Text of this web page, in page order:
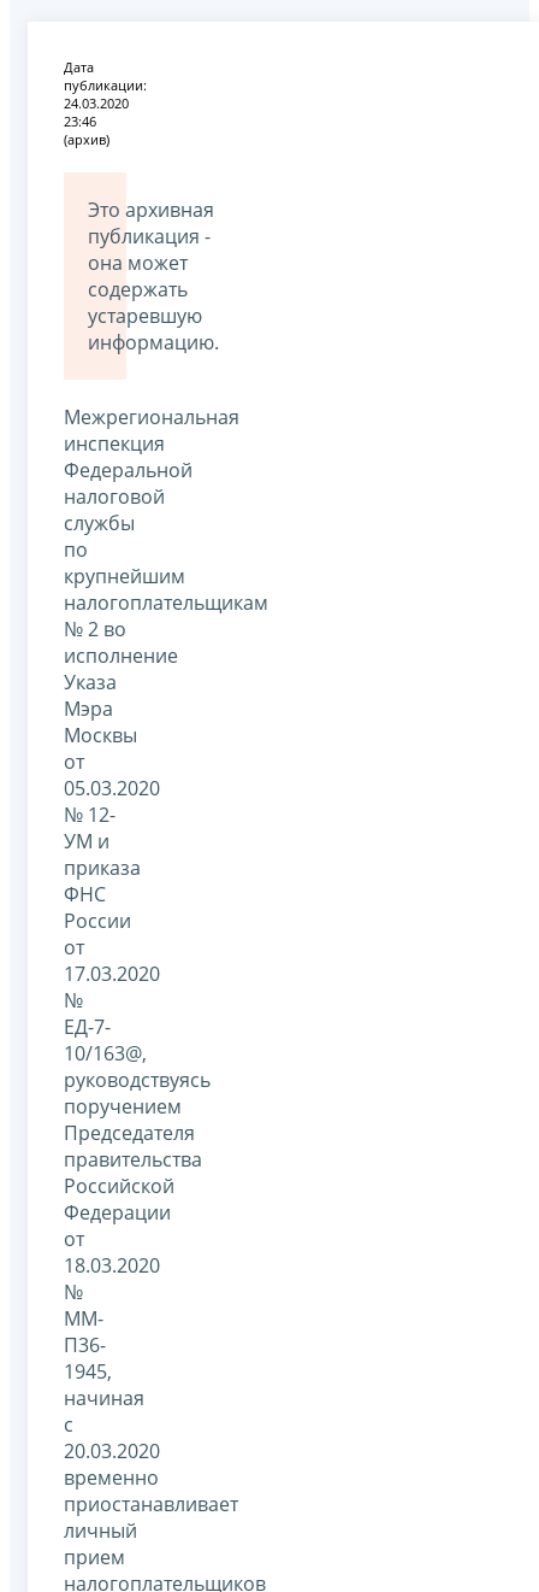
Дата
публикации:
24.03.2020
23:46
(архив)
Это архивная
публикация -
она может
содержать
устаревшую
информацию.
Межрегиональная
инспекция
Федеральной
налоговой
службы
по
крупнейшим
налогоплательщикам
№ 2 во
исполнение
Указа
Мэра
Москвы
от
05.03.2020
№ 12-
УМ и
приказа
ФНС
России
от
17.03.2020
№
ЕД-7-
10/163@,
руководствуясь
поручением
Председателя
правительства
Российской
Федерации
от
18.03.2020
№
ММ-
П36-
1945,
начиная
с
20.03.2020
временно
приостанавливает
личный
прием
налогоплательщиков